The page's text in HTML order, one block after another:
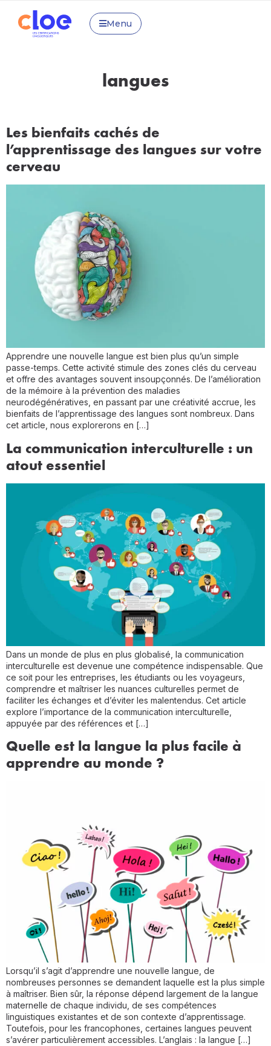
Menu
langues
Les bienfaits cachés de
l’apprentissage des langues sur votre
cerveau
Apprendre une nouvelle langue est bien plus qu’un simple
passe-temps. Cette activité stimule des zones clés du cerveau
et offre des avantages souvent insoupçonnés. De l’amélioration
de la mémoire à la prévention des maladies
neurodégénératives, en passant par une créativité accrue, les
bienfaits de l’apprentissage des langues sont nombreux. Dans
cet article, nous explorerons en […]
La communication interculturelle : un
atout essentiel
Dans un monde de plus en plus globalisé, la communication
interculturelle est devenue une compétence indispensable. Que
ce soit pour les entreprises, les étudiants ou les voyageurs,
comprendre et maîtriser les nuances culturelles permet de
faciliter les échanges et d’éviter les malentendus. Cet article
explore l’importance de la communication interculturelle,
appuyée par des références et […]
Quelle est la langue la plus facile à
apprendre au monde ?
Lorsqu’il s’agit d’apprendre une nouvelle langue, de
nombreuses personnes se demandent laquelle est la plus simple
à maîtriser. Bien sûr, la réponse dépend largement de la langue
maternelle de chaque individu, de ses compétences
linguistiques existantes et de son contexte d’apprentissage.
Toutefois, pour les francophones, certaines langues peuvent
s’avérer particulièrement accessibles. L’anglais : la langue […]